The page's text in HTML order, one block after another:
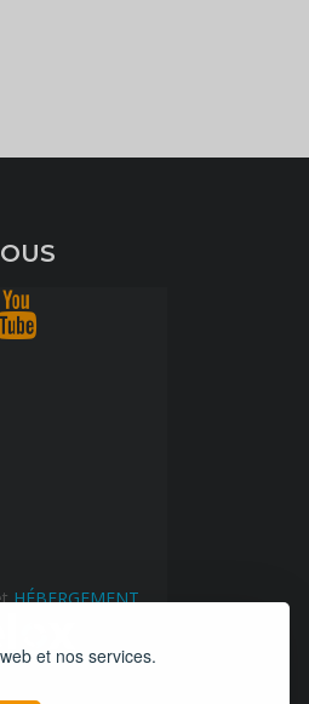
et nos services.
HÉBERGEMENT